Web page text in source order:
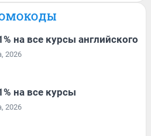
на все курсы английского
2026
на все курсы
2026